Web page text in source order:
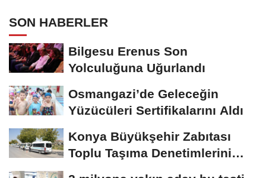
SON HABERLER
Bilgesu Erenus Son
Yolculuğuna Uğurlandı
Osmangazi’de Geleceğin
Yüzücüleri Sertifikalarını Aldı
Konya Büyükşehir Zabıtası
Toplu Taşıma Denetimlerini